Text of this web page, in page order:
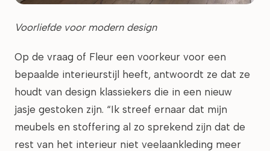
Voorliefde voor modern design
Op de vraag of Fleur een voorkeur voor een
bepaalde interieurstijl heeft, antwoordt ze dat ze
houdt van design klassiekers die in een nieuw
jasje gestoken zijn. “Ik streef ernaar dat mijn
meubels en stoffering al zo sprekend zijn dat de
rest van het interieur niet veelaankleding meer